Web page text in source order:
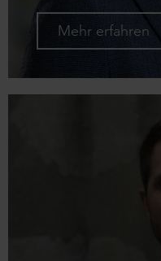
Mehr erfahren